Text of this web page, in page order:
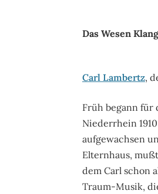
Das Wesen
Carl Lambertz,
Früh begann für
Niederrhein
aufgewachsen
Elternhaus,
dem Carl schon
Traum-Musik,